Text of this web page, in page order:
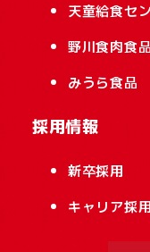
天童給食セ
野川食肉食
みうら食品
採用情報
新卒採用
キャリア採用